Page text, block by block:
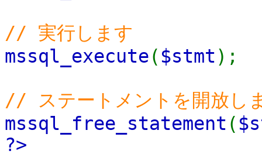
// 実行します
mssql_execute( $stmt);
// ステートメントを開放し
mssql_free_statement (
?>